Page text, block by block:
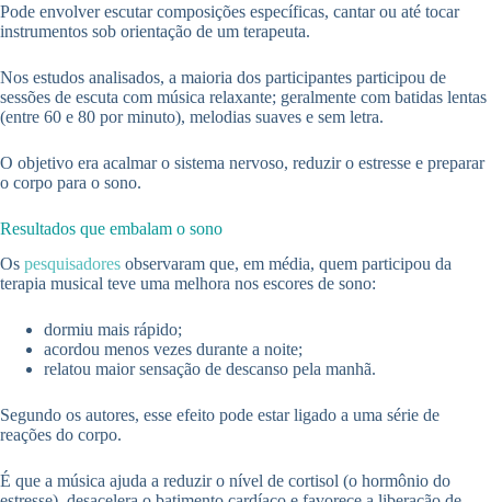
Pode envolver escutar composições específicas, cantar ou até tocar
instrumentos sob orientação de um terapeuta.
Nos estudos analisados, a maioria dos participantes participou de
sessões de escuta com música relaxante; geralmente com batidas lentas
(entre 60 e 80 por minuto), melodias suaves e sem letra.
O objetivo era acalmar o sistema nervoso, reduzir o estresse e preparar
o corpo para o sono.
Resultados que embalam o sono
Os pesquisadores observaram que, em média, quem participou da
terapia musical teve uma melhora nos escores de sono:
dormiu mais rápido;
acordou menos vezes durante a noite;
relatou maior sensação de descanso pela manhã.
Segundo os autores, esse efeito pode estar ligado a uma série de
reações do corpo.
É que a música ajuda a reduzir o nível de cortisol (o hormônio do